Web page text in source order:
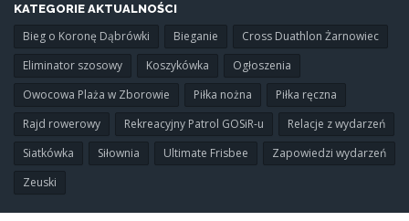
KATEGORIE AKTUALNOŚCI
Bieg o Koronę Dąbrówki Bieganie
Cross Duathlon Żarnowiec
Eliminator szosowy
Koszykówka
Ogłoszenia
Owocowa Plaża w Zborowie
Piłka nożna
Piłka ręczna
Rajd rowerowy
Rekreacyjny Patrol GOSiR-u
Relacje z wydarzeń
Siatkówka
Siłownia Ultimate Frisbee
Zapowiedzi wydarzeń
Zeuski